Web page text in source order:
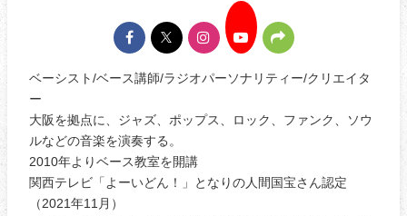
ベーシスト/ベース講師/ラジオパーソナリティー/クリエイタ
ー
大阪を拠点に、ジャズ、ポップス、ロック、ファンク、ソウ
ルなどの音楽を演奏する。
2010年よりベース教室を開講
関西テレビ「よーいどん！」となりの人間国宝さん認定
（2021年11月）